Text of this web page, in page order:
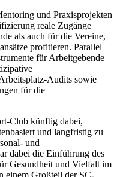
und Praxisprojekten
reale Zugänge
als auch für die Vereine,
profitieren. Parallel
für Arbeitgebende
Audits sowie
für die
Club künftig dabei,
und langfristig zu
und
dabei die Einführung des
Gesundheit und Vielfalt im
einem Großteil der SC-